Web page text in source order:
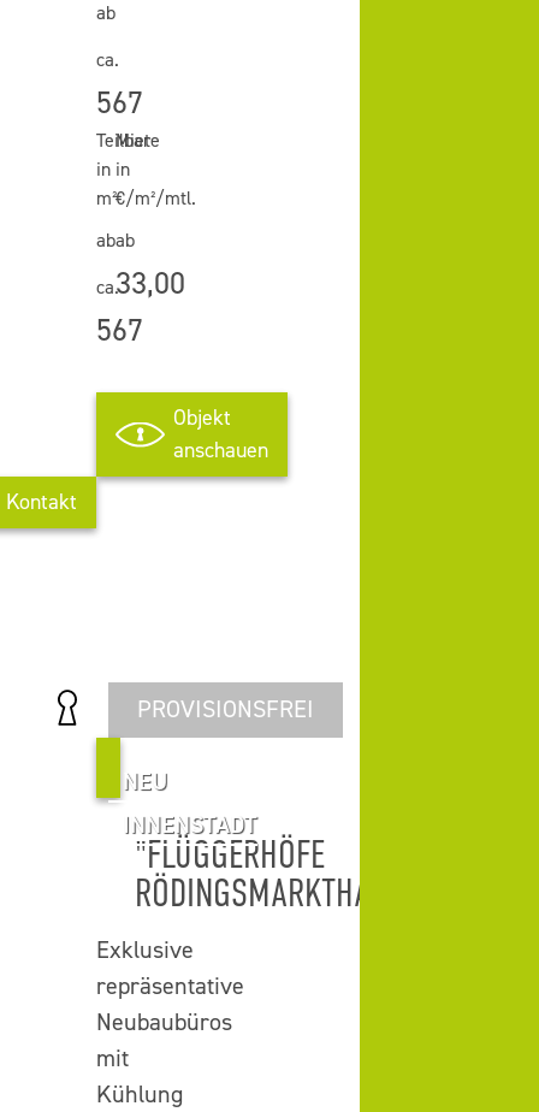
ab
ca.
567
Teilbar
in
m²
ab
ca.
567
Miete
in
€/m²/mtl.
ab
33,00
Objekt
anschauen
Kontakt
PROVISIONSFREI
NEU
INNENSTADT
"FLÜGGERHÖFE
RÖDINGSMARKTHAUS"
Exklusive
repräsentative
Neubaubüros
mit
Kühlung